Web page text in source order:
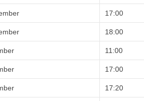
17:00
18:00
11:00
17:00
17:20